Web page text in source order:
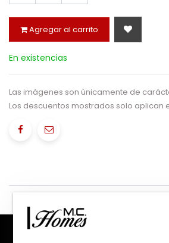
Agregar al carrito
En existencias
Las imágenes son únicamente de
Los descuentos mostrados solo aplican